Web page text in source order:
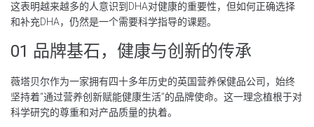
这表明越来越多的人意识到DHA对健康的重要性，但如何正确选择
和补充DHA，仍然是一个需要科学指导的课题。
01 品牌基石，健康与创新的传承
薇塔贝尔作为一家拥有四十多年历史的英国营养保健品公司，始终
坚持着“通过营养创新赋能健康生活”的品牌使命。这一理念植根于对
科学研究的尊重和对产品质量的执着。